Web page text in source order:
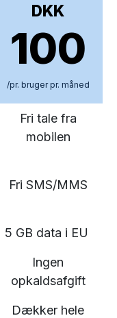
DKK
100
/pr. bruger pr. måned
Fri tale fra
mobilen
Fri SMS/MMS
5 GB data i EU
Ingen
opkaldsafgift
Dækker hele